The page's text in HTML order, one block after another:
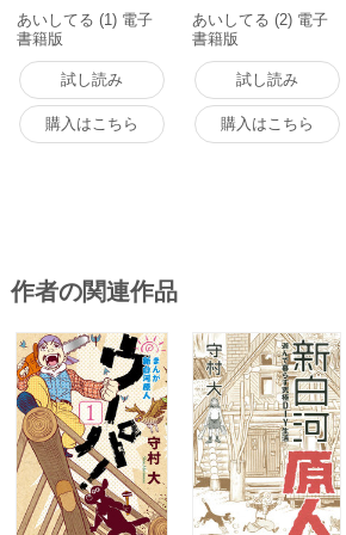
あいしてる (1) 電子
書籍版
試し読み
購入はこちら
あいしてる (2) 電子
書籍版
試し読み
購入はこちら
作者の関連作品